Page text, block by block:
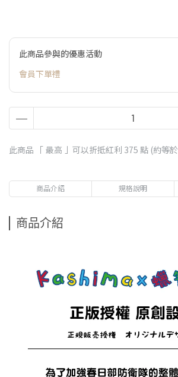
此商品參與的優惠活動
會員下單禮
此商品 「 最高 」可以折抵紅利 375 點 (約等於
商品介紹 規格說明
商品介紹